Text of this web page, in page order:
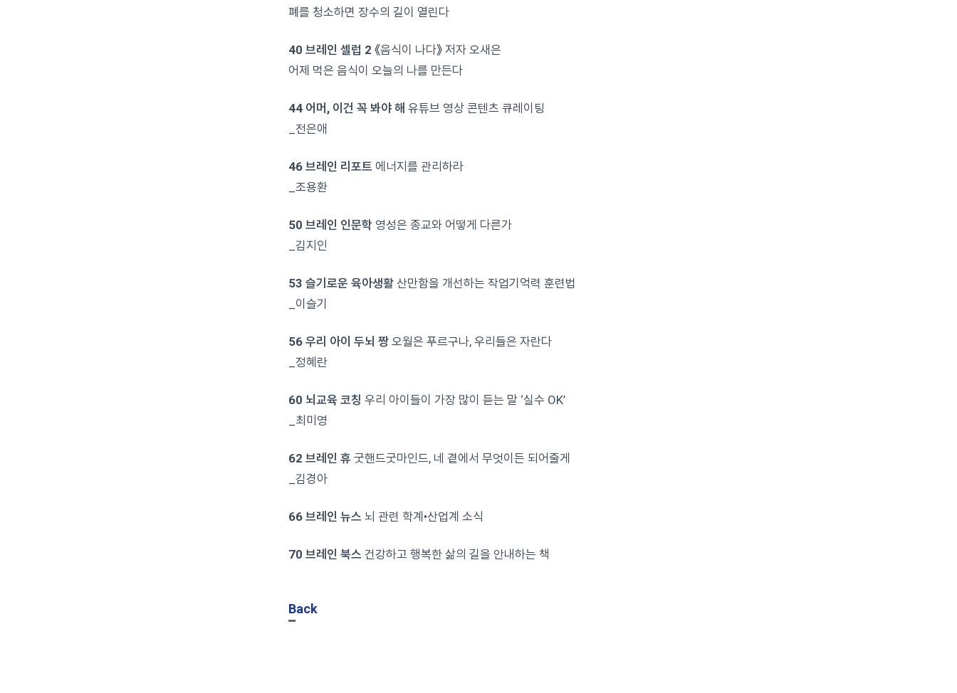
폐를 청소하면 장수의 길이 열린다
40 브레인 셀럽 2 《음식이 나다》 저자 오새은
어제 먹은 음식이 오늘의 나를 만든다
44 어머, 이건 꼭 봐야 해 유튜브 영상 콘텐츠 큐레이팅
_전은애
46 브레인 리포트 에너지를 관리하라
_조용환
50 브레인 인문학 영성은 종교와 어떻게 다른가
_김지인
53 슬기로운 육아생활 산만함을 개선하는 작업기억력 훈련법
_이슬기
56 우리 아이 두뇌 짱 오월은 푸르구나, 우리들은 자란다
_정혜란
60 뇌교육 코칭 우리 아이들이 가장 많이 듣는 말 ‘실수 OK’
_최미영
62 브레인 휴 굿핸드굿마인드, 네 곁에서 무엇이든 되어줄게
_김경아
66 브레인 뉴스 뇌 관련 학계•산업계 소식
70 브레인 북스 건강하고 행복한 삶의 길을 안내하는 책
Back